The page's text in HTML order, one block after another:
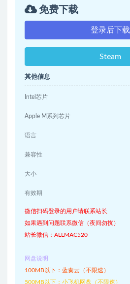
免费下载
登录后下载
Steam
其他信息
Intel芯片
Apple M系列芯片
语言
兼容性
大小
有效期
微信扫码登录的用户请联系站长
如果遇到问题联系微信（夜间勿扰）
站长微信：ALLMAC520
网盘说明
100MB以下：蓝奏云（不限速）
500MB以下：小飞机网盘（不限速）